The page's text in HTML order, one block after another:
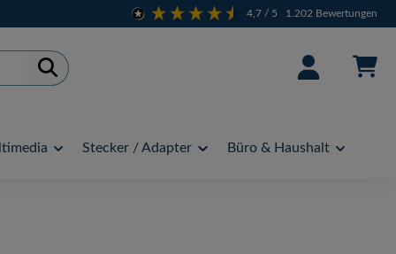
4,7 / 5 1.202 Bewertungen
Stecker / Adapter Büro & Haushalt